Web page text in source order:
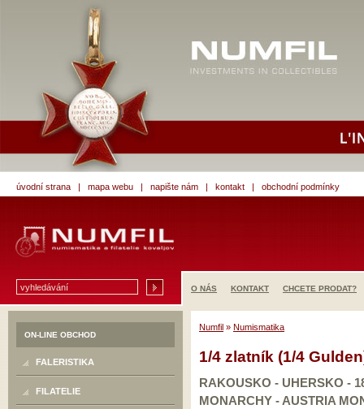
úvodní strana | mapa webu | napište nám | kontakt | obchodní podmínky
O NÁS KONTAKT CHCETE PRODAT?
ON-LINE OBCHOD
FALERISTIKA
FILATELIE
Numfil » Numismatika
1/4 zlatník (1/4
RAKOUSKO - UHERSKO -
MONARCHY - AUSTRIA